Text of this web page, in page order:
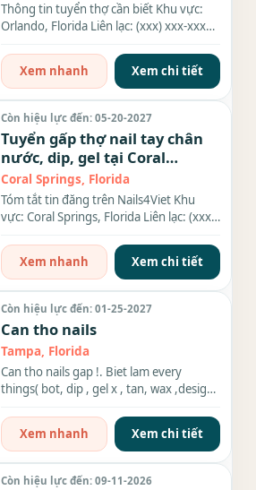
Thông tin tuyển thợ cần biết Khu vực:
Orlando, Florida Liên lạc: (xxx) xxx-xxxx
Xem nhanh
Xem chi tiết
Còn hiệu lực đến: 05-20-2027
Tuyển gấp thợ nail tay chân
nước, dip, gel tại Coral
Springs, Florida - vui vẻ
Coral Springs, Florida
Tóm tắt tin đăng trên Nails4Viet Khu
vực: Coral Springs, Florida Liên lạc: (xxx)
Xem nhanh
Xem chi tiết
Còn hiệu lực đến: 01-25-2027
Can tho nails
Tampa, Florida
Can tho nails gap !. Biet lam every
things( bot, dip , gel x , tan, wax ,design,
Xem nhanh
Xem chi tiết
Còn hiệu lực đến: 09-11-2026